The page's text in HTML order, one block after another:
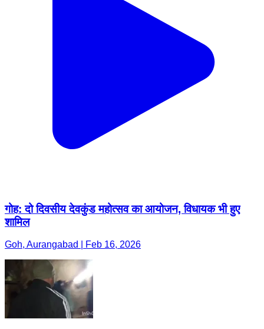
गोह: दो दिवसीय देवकुंड महोत्सव का आयोजन, विधायक भी हुए
शामिल
Goh, Aurangabad | Feb 16, 2026